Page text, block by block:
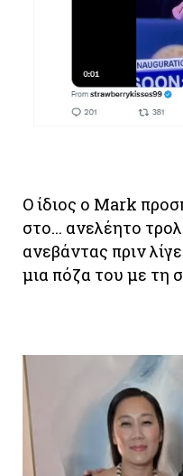
O ίδιος ο Mark
στο... ανελέητο
ανεβάντας πριν
μια πόζα του με τη